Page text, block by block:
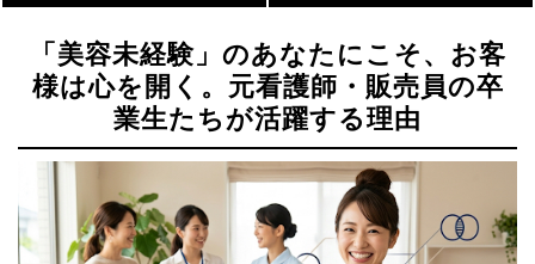
「美容未経験」のあなたにこそ、お客
様は心を開く。元看護師・販売員の卒
業生たちが活躍する理由